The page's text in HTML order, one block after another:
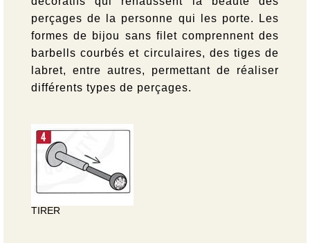
perçages de la personne qui les porte. Les
formes de bijou sans filet comprennent des
barbells courbés et circulaires, des tiges de
labret, entre autres, permettant de réaliser
différents types de perçages.
TIRER